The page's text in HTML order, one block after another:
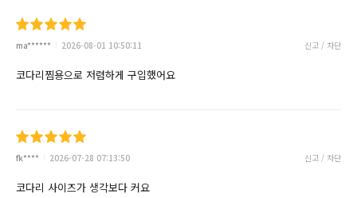
ma****** 2026-08-01 10:50:11 신고 / 차단
코다리찜용으로 저렴하게 구입했어요
fk**** 2026-07-28 07:13:50 신고 / 차단
코다리 사이즈가 생각보다 커요